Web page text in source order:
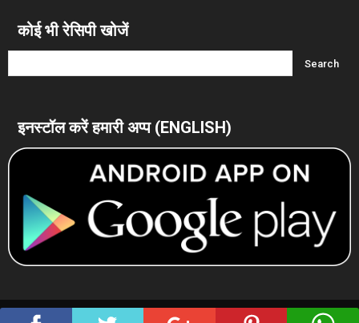
कोई भी रेसिपी खोजें
इनस्टॉल करें हमारी अप्प (ENGLISH)
© 2012-2015 Evergreen Recipes | All Rights Reserved